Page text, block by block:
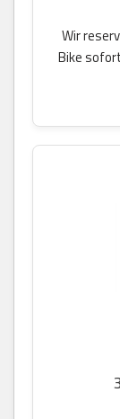
Wir
Bike